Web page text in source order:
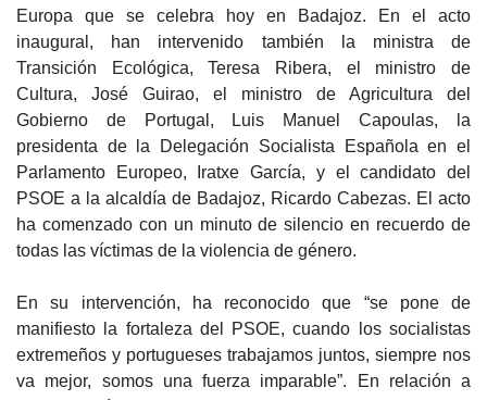
Europa que se celebra hoy en Badajoz. En el acto
inaugural, han intervenido también la ministra de
Transición Ecológica, Teresa Ribera, el ministro de
Cultura, José Guirao, el ministro de Agricultura del
Gobierno de Portugal, Luis Manuel Capoulas, la
presidenta de la Delegación Socialista Española en el
Parlamento Europeo, Iratxe García, y el candidato del
PSOE a la alcaldía de Badajoz, Ricardo Cabezas. El acto
ha comenzado con un minuto de silencio en recuerdo de
todas las víctimas de la violencia de género.
En su intervención, ha reconocido que “se pone de
manifiesto la fortaleza del PSOE, cuando los socialistas
extremeños y portugueses trabajamos juntos, siempre nos
va mejor, somos una fuerza imparable”. En relación a